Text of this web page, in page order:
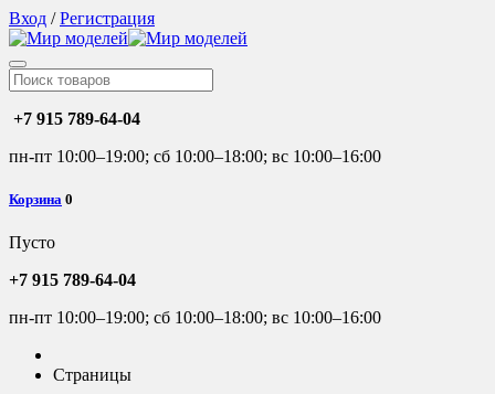
Вход /Регистрация
+7 915 789-64-04
пн-пт 10:00–19:00; сб 10:00–18:00; вс 10:00–16:00
Корзина 0
Пусто
+7 915 789-64-04
пн-пт 10:00–19:00; сб 10:00–18:00; вс 10:00–16:00
Страницы